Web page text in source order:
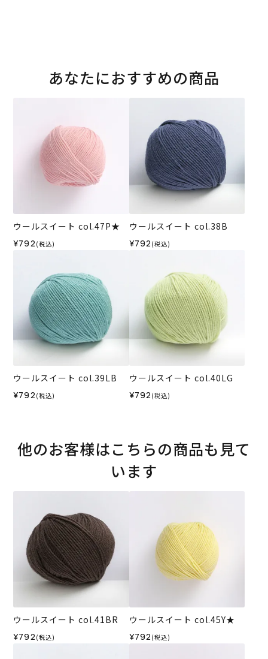
あなたにおすすめの商品
ウールスイート col.47P★
¥792 (税込)
ウールスイート col.38B
¥792 (税込)
ウールスイート col.39LB
¥792 (税込)
ウールスイート col.40LG
¥792 (税込)
他のお客様はこちらの商品も見て
います
ウールスイート col.41BR
¥792 (税込)
ウールスイート col.45Y★
¥792 (税込)